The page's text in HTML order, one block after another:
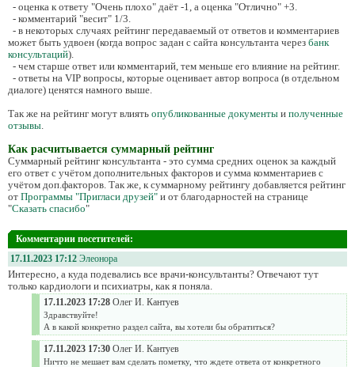
- оценка к ответу "Очень плохо" даёт -1, а оценка "Отлично" +3.
- комментарий "весит" 1/3.
- в некоторых случаях рейтинг передаваемый от ответов и комментариев
может быть удвоен (когда вопрос задан с сайта консультанта через банк
консультаций).
- чем старше ответ или комментарий, тем меньше его влияние на рейтинг.
- ответы на VIP вопросы, которые оценивает автор вопроса (в отдельном
диалоге) ценятся намного выше.
Так же на рейтинг могут влиять опубликованные документы и полученные
отзывы.
Как расчитывается суммарный рейтинг
Суммарный рейтинг консультанта - это сумма средних оценок за каждый
его ответ с учётом дополнительных факторов и сумма комментариев с
учётом доп.факторов. Так же, к суммарному рейтингу добавляется рейтинг
от Программы "Пригласи друзей" и от благодарностей на странице
"Сказать спасибо"
Комментарии посетителей:
17.11.2023 17:12 Элеонора
Интересно, а куда подевались все врачи-консультанты? Отвечают тут
только кардиологи и психиатры, как я поняла.
17.11.2023 17:28 Олег И. Кантуев
Здравствуйте!
А в какой конкретно раздел сайта, вы хотели бы обратиться?
17.11.2023 17:30 Олег И. Кантуев
Ничто не мешает вам сделать пометку, что ждете ответа от конкретного